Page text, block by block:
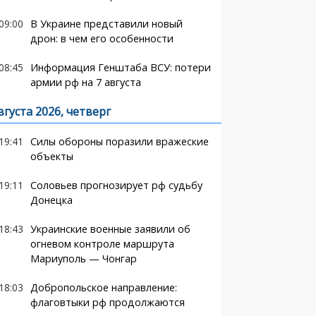
В Украине представили новый
дрон: в чем его особенности
Информация Генштаба ВСУ: потери
армии рф на 7 августа
2026, четверг
Силы обороны поразили вражеские
объекты
Соловьев прогнозирует рф судьбу
Донецка
Украинские военные заявили об
огневом контроле маршрута
Мариуполь — Чонгар
Добропольское направление:
флаговтыки рф продолжаются